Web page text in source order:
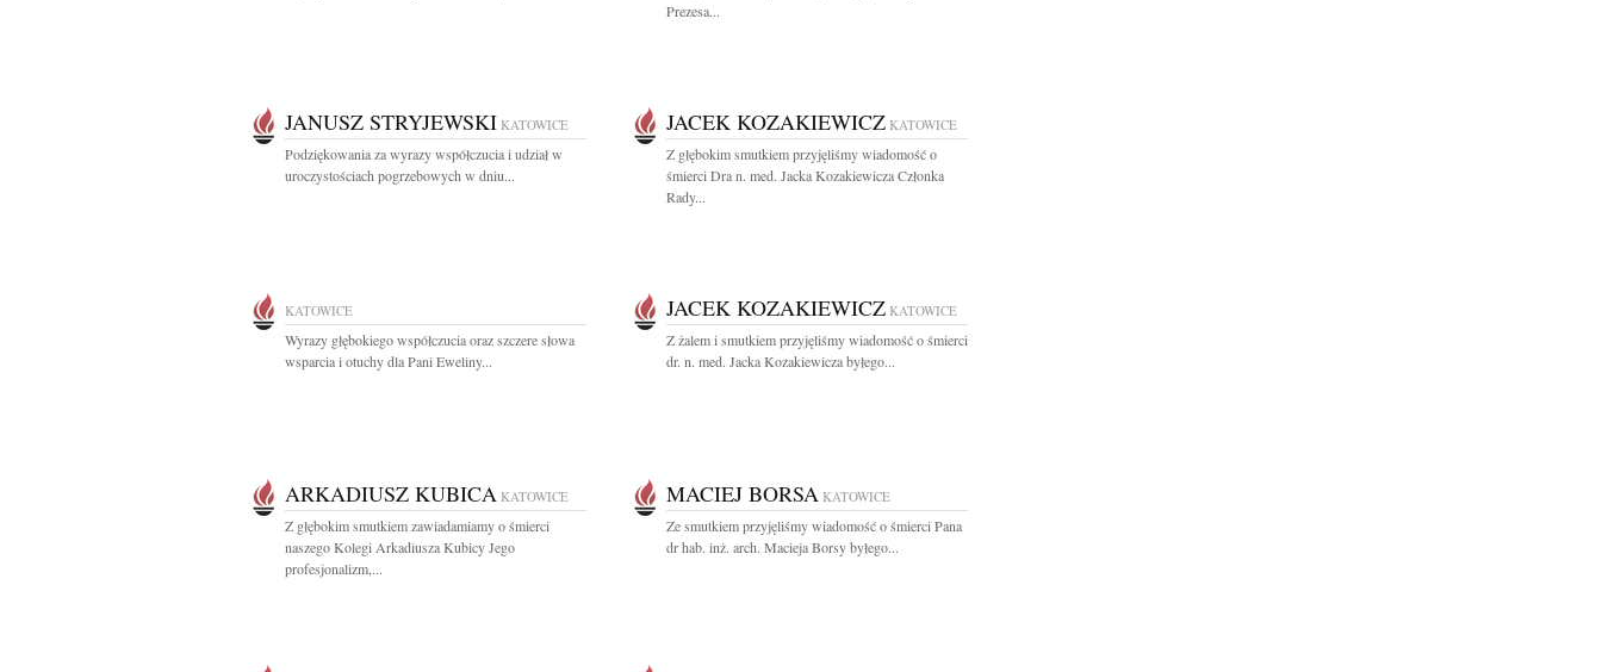
Prezesa...
JANUSZ STRYJEWSKI KATOWICE
Podziękowania za wyrazy współczucia i udział w
uroczystościach pogrzebowych w dniu...
JACEK KOZAKIEWICZ KATOWICE
Z głębokim smutkiem przyjęliśmy wiadomość o
śmierci Dra n. med. Jacka Kozakiewicza Członka
Rady...
KATOWICE
Wyrazy głębokiego współczucia oraz szczere słowa
wsparcia i otuchy dla Pani Eweliny...
JACEK KOZAKIEWICZ KATOWICE
Z żalem i smutkiem przyjęliśmy wiadomość o śmierci
dr. n. med. Jacka Kozakiewicza byłego...
ARKADIUSZ KUBICA KATOWICE
Z głębokim smutkiem zawiadamiamy o śmierci
naszego Kolegi Arkadiusza Kubicy Jego
profesjonalizm,...
MACIEJ BORSA KATOWICE
Ze smutkiem przyjęliśmy wiadomość o śmierci Pana
dr hab. inż. arch. Macieja Borsy byłego...